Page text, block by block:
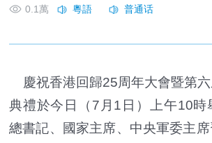
0.1萬
慶祝香港回歸25周年大會暨第
典禮於今日（7月1日）上午10時
總書記、國家主席、中央軍委主